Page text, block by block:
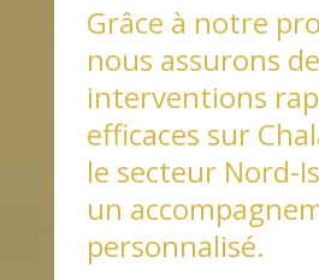
Grâce à notre
nous assurons
interventions
efficaces sur
le secteur Nord-
un
personnalisé.